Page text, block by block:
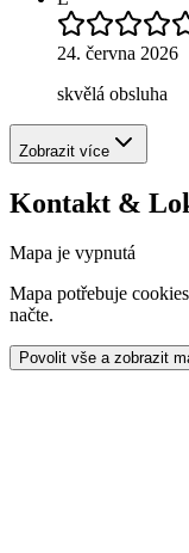
24. června 2026
skvělá obsluha
Zobrazit více
Kontakt &
Mapa je vypnutá
Mapa potřebuje
načte.
Povolit vše a zobrazit